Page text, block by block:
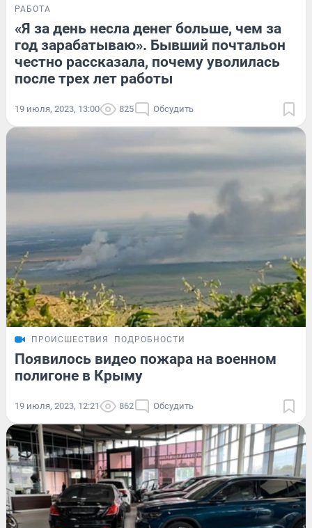
РАБОТА
«Я за день несла денег больше, чем за
год зарабатываю». Бывший почтальон
честно рассказала, почему уволилась
после трех лет работы
19 июля, 2023, 13:00 825 Обсудить
ПРОИСШЕСТВИЯ ПОДРОБНОСТИ
Появилось видео пожара на военном
полигоне в Крыму
19 июля, 2023, 12:21 862 Обсудить